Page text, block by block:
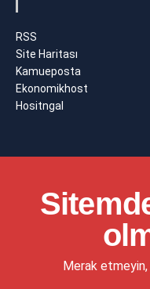
RSS
Site Haritası
Kamueposta
Ekonomikhost
Hositngal
Merak etmeyin,